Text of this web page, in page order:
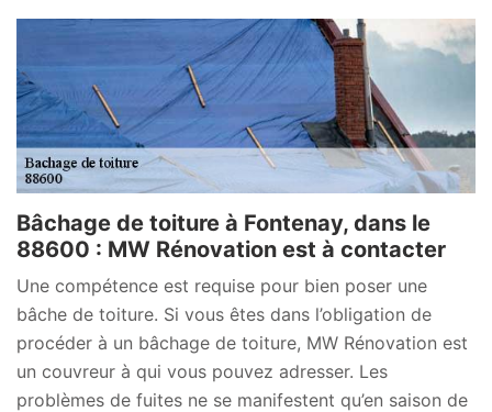
Bâchage de toiture à Fontenay, dans le
88600 : MW Rénovation est à contacter
Une compétence est requise pour bien poser une
bâche de toiture. Si vous êtes dans l’obligation de
procéder à un bâchage de toiture, MW Rénovation est
un couvreur à qui vous pouvez adresser. Les
problèmes de fuites ne se manifestent qu’en saison de